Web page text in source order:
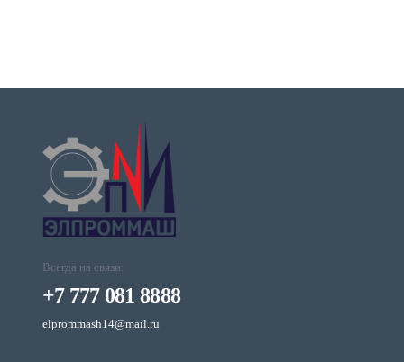
Всегда на связи:
+7 777 081 8888
elprommash14@mail.ru